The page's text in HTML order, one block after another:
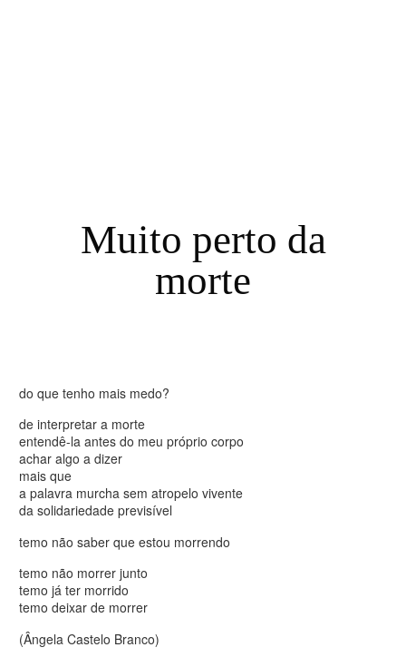
Muito perto da
morte
do que tenho mais medo?
de interpretar a morte
entendê-la antes do meu próprio corpo
achar algo a dizer
mais que
a palavra murcha sem atropelo vivente
da solidariedade previsível
temo não saber que estou morrendo
temo não morrer junto
temo já ter morrido
temo deixar de morrer
(Ângela Castelo Branco)